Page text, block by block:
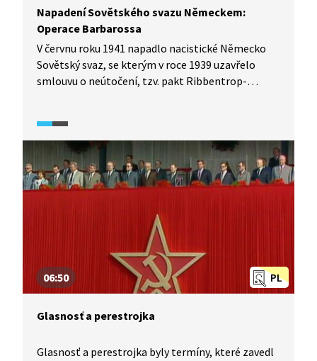
Napadení Sovětského svazu Německem:
Operace Barbarossa
V červnu roku 1941 napadlo nacistické Německo
Sovětský svaz, se kterým v roce 1939 uzavřelo
smlouvu o neútočení, tzv. pakt Ribbentrop-
v dobových záběrech ukazuje, jak obří invaze
do SSSR probíhala. Dále je popsáno, které divize se
útoku účastnily, jaká technika k tomu byla využita
nebo která města byla hlavním cílem obsazení.
PL
06:50
Glasnosť a perestrojka
Glasnosť a perestrojka byly termíny, které zavedl